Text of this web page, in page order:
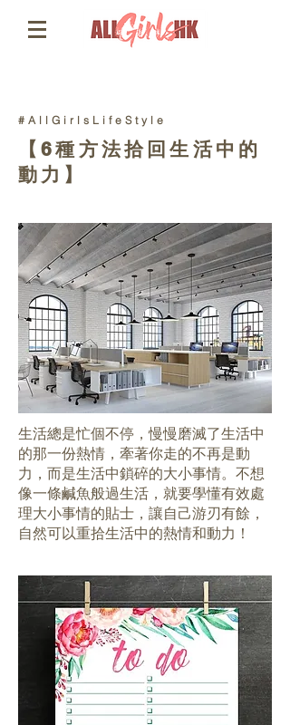
# AllGirlsLifeStyle
【6種方法拾回生活中的
動力】
生活總是忙個不停，慢慢磨滅了生活中
的那一份熱情，牽著你走的不再是動
力，而是生活中鎖碎的大小事情。不想
像一條鹹魚般過生活，就要學懂有效處
理大小事情的貼士，讓自己游刃有餘，
自然可以重拾生活中的熱情和動力！